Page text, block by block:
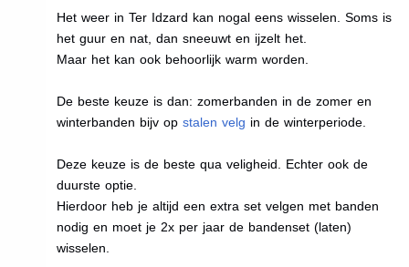
Het weer in Ter Idzard kan nogal eens wisselen. Soms is
het guur en nat, dan sneeuwt en ijzelt het.
Maar het kan ook behoorlijk warm worden.
De beste keuze is dan: zomerbanden in de zomer en
winterbanden bijv op stalen velg in de winterperiode.
Deze keuze is de beste qua veligheid. Echter ook de
duurste optie.
Hierdoor heb je altijd een extra set velgen met banden
nodig en moet je 2x per jaar de bandenset (laten)
wisselen.